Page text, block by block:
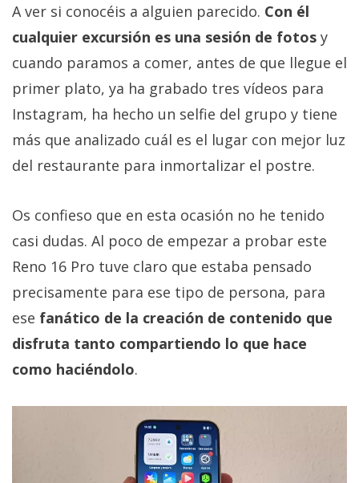
A ver si conocéis a alguien parecido. Con él
cualquier excursión es una sesión de fotos y
cuando paramos a comer, antes de que llegue el
primer plato, ya ha grabado tres vídeos para
Instagram, ha hecho un selfie del grupo y tiene
más que analizado cuál es el lugar con mejor luz
del restaurante para inmortalizar el postre.
Os confieso que en esta ocasión no he tenido
casi dudas. Al poco de empezar a probar este
Reno 16 Pro tuve claro que estaba pensado
precisamente para ese tipo de persona, para
ese fanático de la creación de contenido que
disfruta tanto compartiendo lo que hace
como haciéndolo.